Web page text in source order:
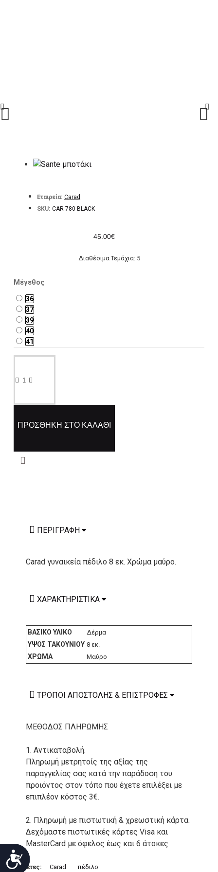
Προσιτότητα
Εταιρεία: Carad
SKU: CAR-780-BLACK
45.00€
Διαθέσιμα Τεμάχια: 5
Μέγεθος
36
37
39
40
41
ΠΡΟΣΘΉΚΗ ΣΤΟ ΚΑΛΆΘΙ
ΠΕΡΙΓΡΑΦΉ
Carad γυναικεία πέδιλο 8 εκ. Χρώμα μαύρο.
ΧΑΡΑΚΤΗΡΙΣΤΙΚΆ
ΒΑΣΙΚΌ ΥΛΙΚΌ Δέρμα
ΎΨΟΣ ΤΑΚΟΥΝΙΟΎ 8 εκ.
ΧΡΏΜΑ Μαύρο
ΤΡΌΠΟΙ ΑΠΟΣΤΟΛΉΣ & ΕΠΙΣΤΡΟΦΈΣ
ΜΕΘΟΔΟΣ ΠΛΗΡΩΜΗΣ
1. Αντικαταβολή.
Πληρωμή μετρητοίς της αξίας της
παραγγελίας σας κατά την παράδοση του
προιόντος στον τόπο που έχετε επιλέξει με
επιπλέον κόστος 3€.
2. Πληρωμή με πιστωτική & χρεωστική κάρτα.
Δεχόμαστε πιστωτικές κάρτες Visa και
MasterCard με όφελος έως και 6 άτοκες
δόσεις. Οι συναλλαγές σας στο ηλεκτρονικό
μας κατάστημα πραγρατοποιούνται μέσα από
Ετικέτες: Carad πέδιλο